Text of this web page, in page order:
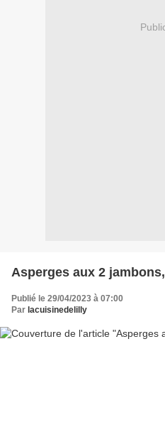
Asperges aux 2
Publié le 29/04/2023 à 07:00
Par lacuisinedelilly